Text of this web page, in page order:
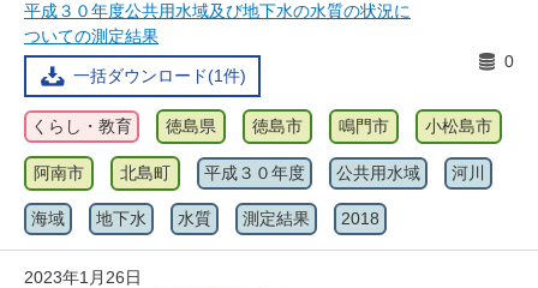
平成３０年度公共用水域及び地下水の水質の状況に
ついての測定結果
一括ダウンロード(1件)
0
くらし・教育 徳島県 徳島市 鳴門市 小松島市
阿南市 北島町 平成３０年度 公共用水域 河川
海域 地下水 水質 測定結果 2018
2023年1月26日